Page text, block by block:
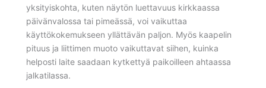
yksityiskohta, kuten näytön luettavuus kirkkaassa
päivänvalossa tai pimeässä, voi vaikuttaa
käyttökokemukseen yllättävän paljon. Myös kaapelin
pituus ja liittimen muoto vaikuttavat siihen, kuinka
helposti laite saadaan kytkettyä paikoilleen ahtaassa
jalkatilassa.